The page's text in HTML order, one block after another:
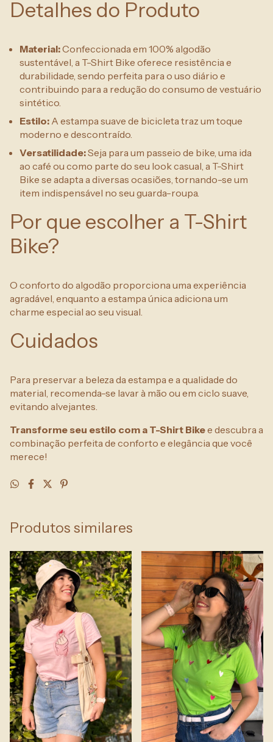
Detalhes do Produto
Material:Confeccionada em 100% algodão
sustentável, a T-Shirt Bike oferece resistência e
durabilidade, sendo perfeita para o uso diário e
contribuindo para a redução do consumo de vestuário
sintético.
Estilo: A estampa suave de bicicleta traz um toque
moderno e descontraído.
Versatilidade:Seja para um passeio de bike, uma ida
ao café ou como parte do seu look casual, a T-Shirt
Bike se adapta a diversas ocasiões, tornando-se um
item indispensável no seu guarda-roupa.
Por que escolher a T-Shirt
Bike?
O conforto do algodão proporciona uma experiência
agradável, enquanto a estampa única adiciona um
charme especial ao seu visual.
Cuidados
Para preservar a beleza da estampa e a qualidade do
material, recomenda-se lavar à mão ou em ciclo suave,
evitando alvejantes.
Transforme seu estilo com a T-Shirt Bikee descubra a
combinação perfeita de conforto e elegância que você
merece!
Produtos similares